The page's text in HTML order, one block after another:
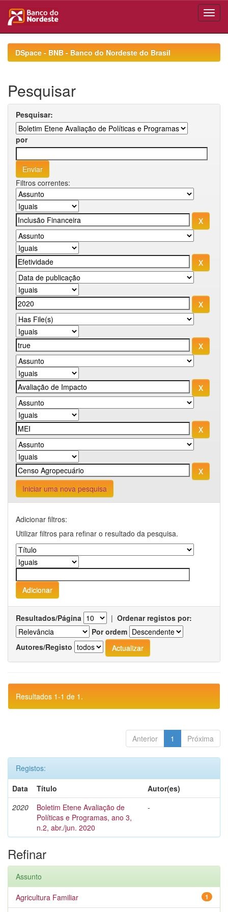
navigationDSpace - BNB - Banco do Nordeste do Brasil
Pesquisar
Pesquisar:
por
Filtros correntes:
Iniciar uma nova pesquisa
Adicionar filtros:
Utilizar filtros para refinar o resultado da pesquisa.
Resultados/Página | Ordenar registos por:
Por ordem
Autores/Registo
Resultados 1-1 de 1.
Anterior 1 Próxima
Registos:
Data
Título
Autor(es)
2020
Boletim Etene Avaliação de
Políticas e Programas, ano 3,
n.2, abr./jun. 2020
-
Refinar
Assunto
1
Agricultura Familiar